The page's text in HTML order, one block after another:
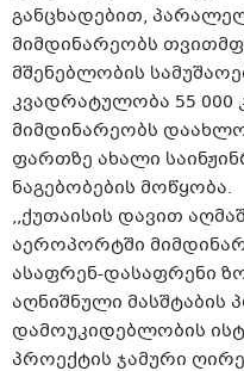
განცხადებით,
მიმდინარეობს
მშენებლობის
კვადრატულობა 55 000
მიმდინარეობს
ფართზე ახალი
ნაგებობების მოწყობა.
,,ქუთაისის დავით
აეროპორტში
ასაფრენ-დასაფრენი
აღნიშნული
დამოუკიდებლობის
პროექტის ჯამური